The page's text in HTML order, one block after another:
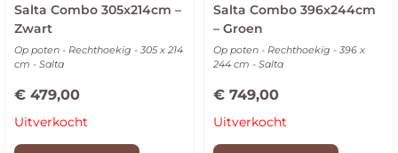
Salta Combo 305x214cm –
Zwart
Op poten - Rechthoekig - 305 x 214
cm - Salta
€ 479,00
Uitverkocht
Salta Combo 396x244cm
– Groen
Op poten - Rechthoekig - 396 x
244 cm - Salta
€ 749,00
Uitverkocht